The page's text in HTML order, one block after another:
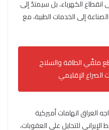
انقطاع الكهرباء، بل سيمتدّ إلى
إلى الخدمات الطبية، مع
الطاقة والسلاح
الإقليمي
العراق اتهامات أميركية
للتحايل على العقوبات،